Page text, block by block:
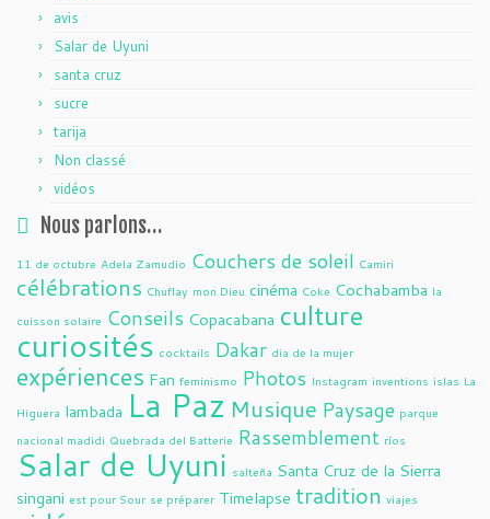
avis
Salar de Uyuni
santa cruz
sucre
tarija
Non classé
vidéos
Nous parlons…
11 de octubre Adela Zamudio Couchers de soleil Camiri
célébrations Chuflay mon Dieu cinéma Coke Cochabamba la
cuisson solaire Conseils Copacabana culture
curiosités cocktails Dakar dia de la mujer
expériences Fan feminismo Photos Instagram inventions islas La
Higuera lambada La Paz Musique Paysage parque
nacional madidi Quebrada del Batterie Rassemblement ríos
Salar de Uyuni salteña Santa Cruz de la Sierra
singani est pour Sour se préparer Timelapse tradition viajes